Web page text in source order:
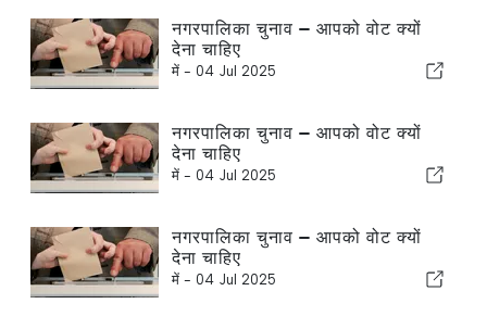
नगरपालिका चुनाव — आपको वोट क्यों
देना चाहिए
में - 04 Jul 2025
नगरपालिका चुनाव — आपको वोट क्यों
देना चाहिए
में - 04 Jul 2025
नगरपालिका चुनाव — आपको वोट क्यों
देना चाहिए
में - 04 Jul 2025